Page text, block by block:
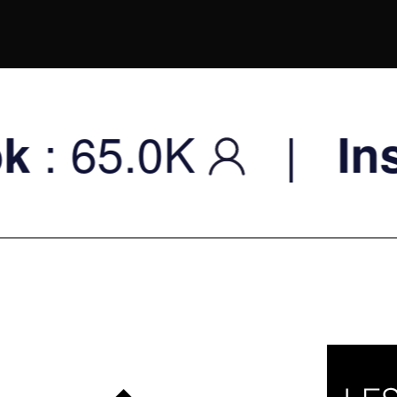
|Instagram